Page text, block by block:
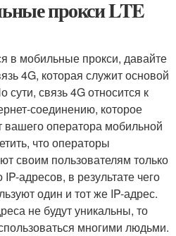
прокси LTE
в мобильные прокси, давайте
4G, которая служит основой
связь 4G относится к
соединению, которое
вашего оператора мобильной
что операторы
своим пользователям только
адресов, в результате чего
один и тот же IP-адрес.
не будут уникальны, то
многими людьми.